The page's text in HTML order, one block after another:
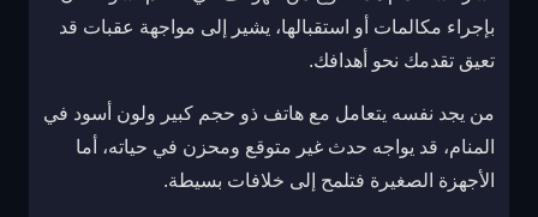
بإجراء مكالمات أو استقبالها، يشير إلى مواجهة عقبات قد
تعيق تقدمك نحو أهدافك.
من يجد نفسه يتعامل مع هاتف ذو حجم كبير ولون أسود في
المنام، قد يواجه حدث غير متوقع ومحزن في حياته، أما
الأجهزة الصغيرة فتلمح إلى خلافات بسيطة.